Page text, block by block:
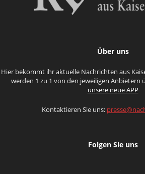
Über uns
Hier bekommt ihr aktuelle Nachrichten aus
werden 1 zu 1 von den jeweiligen Anbietern
unsere neue APP
Kontaktieren Sie uns:
Folgen Sie uns